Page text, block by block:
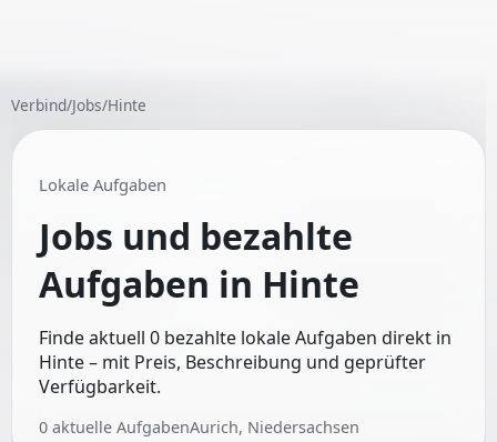
Verbind/Jobs/Hinte
Lokale Aufgaben
Jobs und bezahlte
Aufgaben in Hinte
Finde aktuell 0 bezahlte lokale Aufgaben direkt in
Hinte – mit Preis, Beschreibung und geprüfter
Verfügbarkeit.
0 aktuelle AufgabenAurich, Niedersachsen